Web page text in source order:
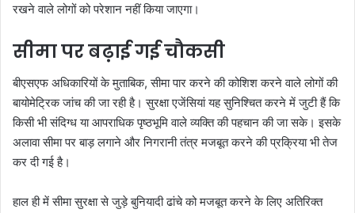
रखने वाले लोगों को परेशान नहीं किया जाएगा।
सीमा पर बढ़ाई गई चौकसी
बीएसएफ अधिकारियों के मुताबिक, सीमा पार करने की कोशिश करने वाले लोगों की
बायोमेट्रिक जांच की जा रही है। सुरक्षा एजेंसियां यह सुनिश्चित करने में जुटी हैं कि
किसी भी संदिग्ध या आपराधिक पृष्ठभूमि वाले व्यक्ति की पहचान की जा सके। इसके
अलावा सीमा पर बाड़ लगाने और निगरानी तंत्र मजबूत करने की प्रक्रिया भी तेज
कर दी गई है।
हाल ही में सीमा सुरक्षा से जुड़े बुनियादी ढांचे को मजबूत करने के लिए अतिरिक्त